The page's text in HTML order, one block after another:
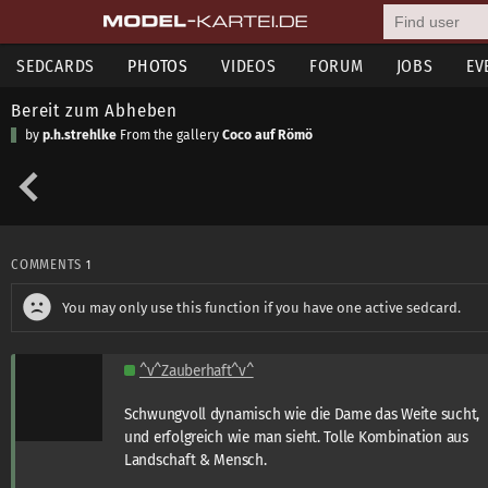
SEDCARDS PHOTOS VIDEOS FORUM JOBS
Bereit zum Abheben
by p.h.strehlke From the gallery Coco auf Römö
COMMENTS 1
You may only use this function if you have one active sedcard.
^v^Zauberhaft^v^
Schwungvoll dynamisch wie die Dame das Weite sucht,
und erfolgreich wie man sieht. Tolle Kombination aus
Landschaft & Mensch.